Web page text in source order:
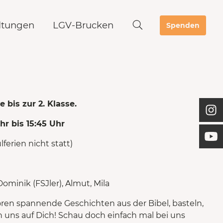
LGV-Brucken Spenden
bis zur 2. Klasse.
bis 15:45 Uhr
nicht statt)
(FSJler), Almut, Mila
spannende Geschichten aus der Bibel, basteln,
auf Dich! Schau doch einfach mal bei uns